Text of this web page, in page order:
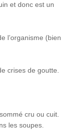
et donc est un
l’organisme (bien
crises de goutte.
cru ou cuit.
les soupes.